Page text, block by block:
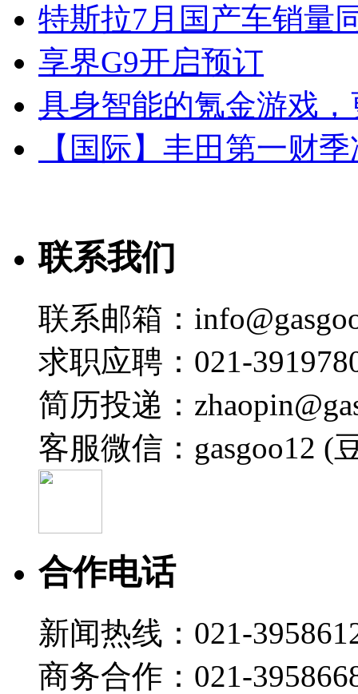
特斯拉7月国产车销量
享界G9开启预订
具身智能的氪金游戏
【国际】丰田第一财
联系我们
联系邮箱：
求职应聘：021-
简历投递：
客服微信：gasgoo12 (
合作电话
新闻热线：021-
商务合作：021-